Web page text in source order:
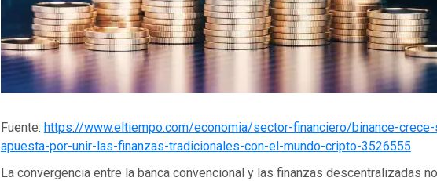
Fuente: https://www.eltiempo.com/economia/sector-financiero/binance-
apuesta-por-unir-las-finanzas-tradicionales-con-el-mundo-cripto-3526555
La convergencia entre la banca convencional y las finanzas descentralizadas